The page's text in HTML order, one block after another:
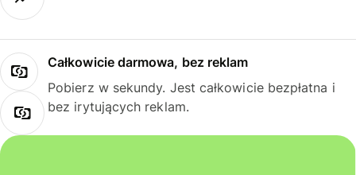
Całkowicie darmowa, bez reklam
Pobierz w sekundy. Jest całkowicie bezpłatna i
bez irytujących reklam.